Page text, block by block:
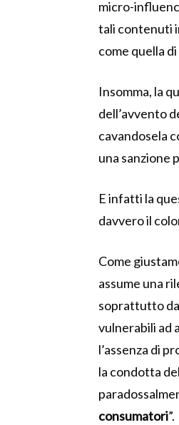
micro-
tali contenuti
come quella
Insomma, la
dell’avvento
cavandosela
una sanzione
E infatti la
davvero il
Come
assume una
soprattutto
vulnerabili ad
l’assenza di
la condotta
consumatori”.